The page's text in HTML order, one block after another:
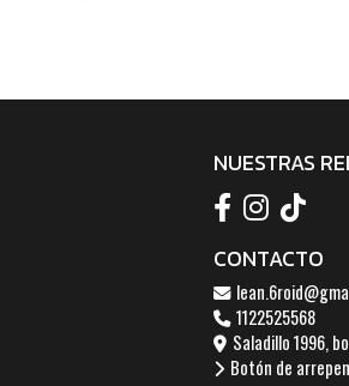
NUESTRAS
CONTACTO
1122525568
Saladillo 1996,
Botón de